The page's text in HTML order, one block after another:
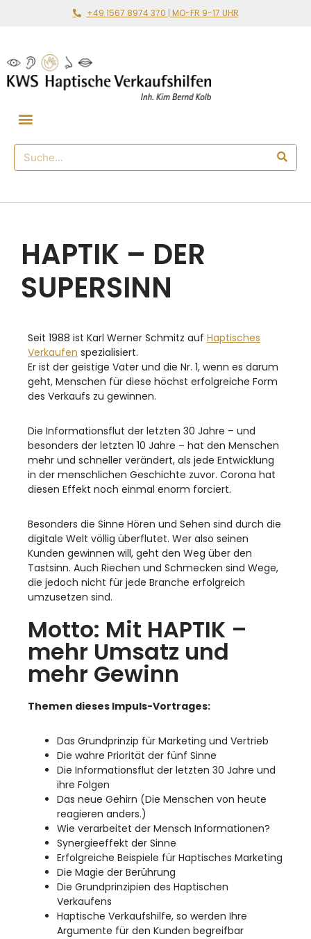
+49 1567 8974 370 | MO-FR 9-17 UHR
HAPTIK – DER
SUPERSINN
Seit 1988 ist Karl Werner Schmitz auf Haptisches
Verkaufen spezialisiert.
Er ist der geistige Vater und die Nr. 1, wenn es darum
geht, Menschen für diese höchst erfolgreiche Form
des Verkaufs zu gewinnen.
Die Informationsflut der letzten 30 Jahre – und
besonders der letzten 10 Jahre – hat den Menschen
mehr und schneller verändert, als jede Entwicklung
in der menschlichen Geschichte zuvor. Corona hat
diesen Effekt noch einmal enorm forciert.
Besonders die Sinne Hören und Sehen sind durch die
digitale Welt völlig überflutet. Wer also seinen
Kunden gewinnen will, geht den Weg über den
Tastsinn. Auch Riechen und Schmecken sind Wege,
die jedoch nicht für jede Branche erfolgreich
umzusetzen sind.
Motto: Mit HAPTIK –
mehr Umsatz und
mehr Gewinn
Themen dieses Impuls-Vortrages:
Das Grundprinzip für Marketing und Vertrieb
Die wahre Priorität der fünf Sinne
Die Informationsflut der letzten 30 Jahre und
ihre Folgen
Das neue Gehirn (Die Menschen von heute
reagieren anders.)
Wie verarbeitet der Mensch Informationen?
Synergieeffekt der Sinne
Erfolgreiche Beispiele für Haptisches Marketing
Die Magie der Berührung
Die Grundprinzipien des Haptischen
Verkaufens
Haptische Verkaufshilfe, so werden Ihre
Argumente für den Kunden begreifbar